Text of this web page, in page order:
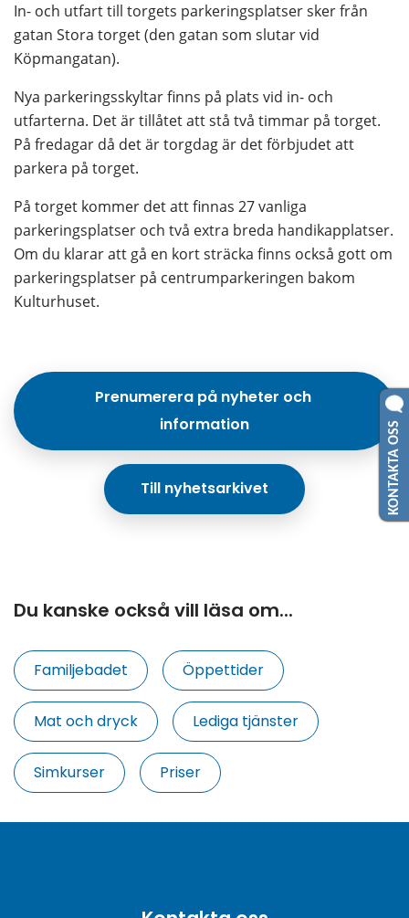
In- och utfart till torgets parkeringsplatser sker från
gatan Stora torget (den gatan som slutar vid
Köpmangatan).
Nya parkeringsskyltar finns på plats vid in- och
utfarterna. Det är tillåtet att stå två timmar på torget.
På fredagar då det är torgdag är det förbjudet att
parkera på torget.
På torget kommer det att finnas 27 vanliga
parkeringsplatser och två extra breda handikapplatser.
Om du klarar att gå en kort sträcka finns också gott om
parkeringsplatser på centrumparkeringen bakom
Kulturhuset.
Prenumerera på nyheter och
information
Till nyhetsarkivet
Du kanske också vill läsa om...
Familjebadet Öppettider
Mat och dryck Lediga tjänster
Simkurser Priser
KONTAKTA OSS